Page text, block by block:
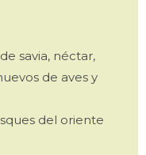
savia, néctar,
de aves y
del oriente